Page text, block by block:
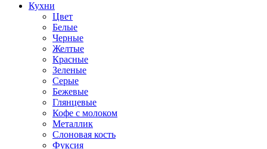
Кухни
Цвет
Белые
Черные
Желтые
Красные
Зеленые
Серые
Бежевые
Глянцевые
Кофе с молоком
Металлик
Слоновая кость
Фуксия